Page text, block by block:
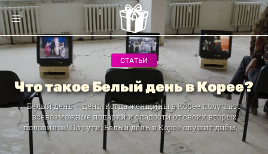
СТАТЬИ
Что такое Белый день в Корее?
Белый день — день, когда женщины в Корее получают
всевозможные подарки и сладости от своих вторых
половинок! По сути, Белый день в Корее служит днём, ...